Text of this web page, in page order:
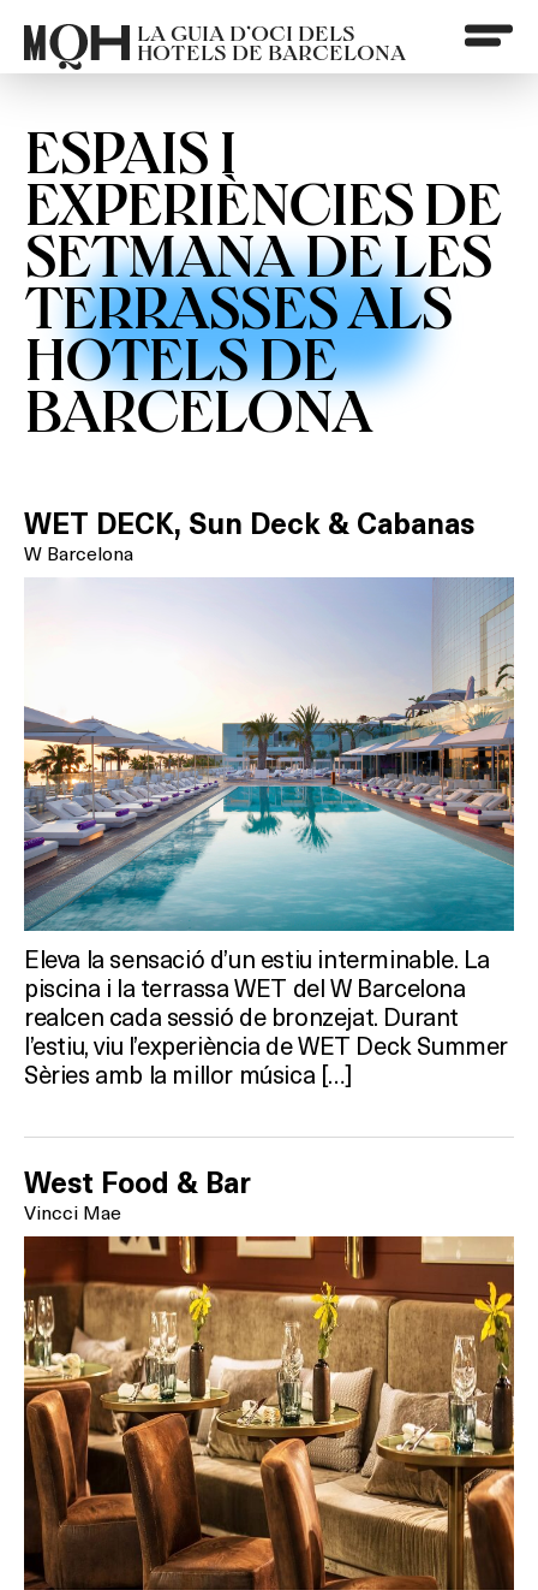
LA GUIA D’OCI DELS
HOTELS DE BARCELONA
ESPAIS I
EXPERIÈNCIES DE
SETMANA DE LES
TERRASSES ALS
HOTELS DE
BARCELONA
WET DECK, Sun Deck & Cabanas
W Barcelona
Eleva la sensació d’un estiu interminable. La
piscina i la terrassa WET del W Barcelona
realcen cada sessió de bronzejat. Durant
l’estiu, viu l’experiència de WET Deck Summer
Sèries amb la millor música […]
West Food & Bar
Vincci Mae